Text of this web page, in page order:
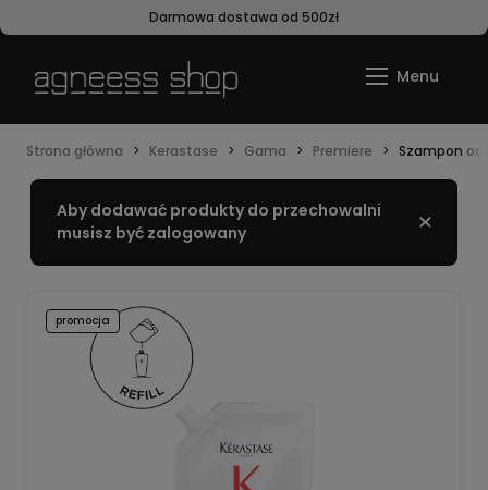
Darmowa dostawa od 500zł
Strona główna Kerastase Gama Premiere Szampon
Zamknij
Aby dodawać produkty do przechowalni
musisz być zalogowany
promocja